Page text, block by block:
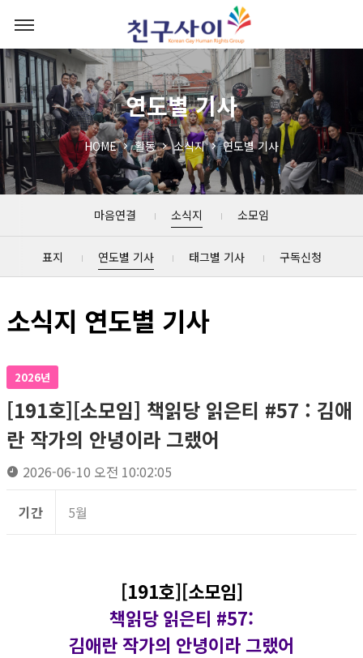
연도별 기사
HOME 활동 소식지 연도별 기사
마음연결 소식지 소모임
표지 연도별 기사 태그별 기사 구독신청
소식지 연도별 기사
2026년
[191호][소모임] 책읽당 읽은티 #57 : 김애
란 작가의 안녕이라 그랬어
2026-06-10 오전 10:02:05
기간 5월
[191호][소모임]
책읽당 읽은티 #57:
김애란 작가의 안녕이라 그랬어